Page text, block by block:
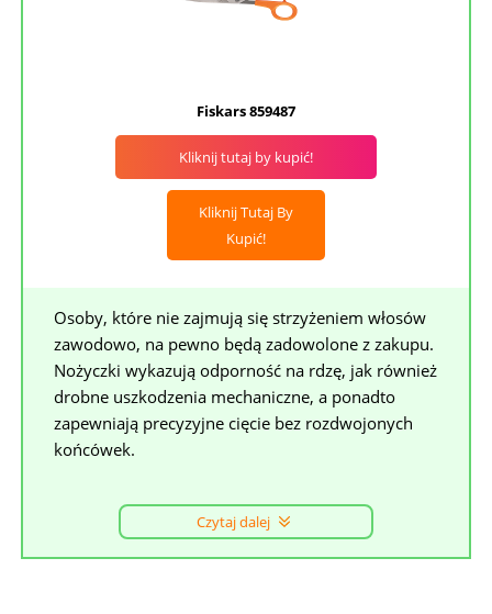
Fiskars 859487
Kliknij tutaj by kupić!
Kliknij Tutaj By
Kupić!
Osoby, które nie zajmują się strzyżeniem włosów
zawodowo, na pewno będą zadowolone z zakupu.
Nożyczki wykazują odporność na rdzę, jak również
drobne uszkodzenia mechaniczne, a ponadto
zapewniają precyzyjne cięcie bez rozdwojonych
końcówek.
Czytaj dalej